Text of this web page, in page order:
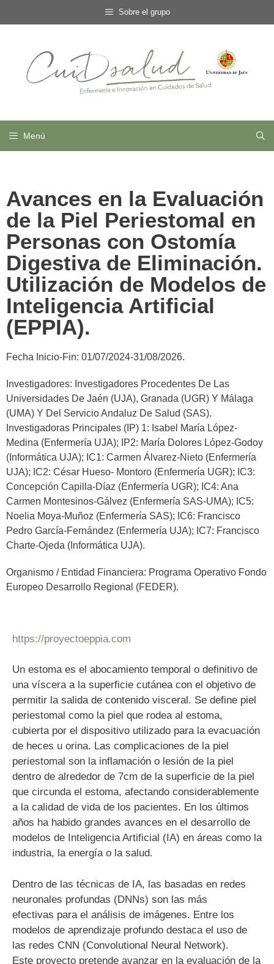
Sobre el grupo
Menú
Avances en la Evaluación
de la Piel Periestomal en
Personas con Ostomía
Digestiva de Eliminación.
Utilización de Modelos de
Inteligencia Artificial
(EPPIA).
Fecha Inicio-Fin: 01/07/2024-31/08/2026.
Investigadores: Investigadores Procedentes De Las
Universidades De Jaén (UJA), Granada (UGR) Y Málaga
(UMA) Y Del Servicio Andaluz De Salud (SAS).
Investigadoras Principales (IP) 1: Isabel María López-
Medina (Enfermería UJA); IP2: María Dolores López-Godoy
(Informática UJA); IC1: Carmen Álvarez-Nieto (Enfermería
UJA); IC2: César Hueso- Montoro (Enfermería UGR); IC3:
Concepción Capilla-Díaz (Enfermería UGR); IC4: Ana
Carmen Montesinos-Gálvez (Enfermería SAS-UMA); IC5:
Noelia Moya-Muñoz (Enfermería SAS); IC6: Francisco
Pedro García-Fernández (Enfermería UJA); IC7: Francisco
Charte-Ojeda (Informática UJA).
Organismo / Entidad Financiera: Programa Operativo Fondo
Europeo Desarrollo Regional (FEDER).
https://proyectoeppia.com
Un estoma es el abocamiento temporal o definitivo de
una víscera a la superficie cutánea con el objetivo de
permitir la salida de contenido visceral. Se define piel
periestomal como la piel que rodea al estoma,
cubierta por el dispositivo utilizado para la evacuación
de heces u orina. Las complicaciones de la piel
periestomal son la inflamación o lesión de la piel
dentro de alrededor de 7cm de la superficie de la piel
que circunda el estoma, afectando considerablemente
a la calidad de vida de los pacientes. En los últimos
años ha habido grandes avances en el desarrollo de
modelos de Inteligencia Artificial (IA) en áreas como la
industria, la energía o la salud.
Dentro de las técnicas de IA, las basadas en redes
neuronales profundas (DNNs) son las más
efectivas para el análisis de imágenes. Entre los
modelos de aprendizaje profundo destaca el uso de
las redes CNN (Convolutional Neural Network).
Este proyecto pretende avanzar en la evaluación de la